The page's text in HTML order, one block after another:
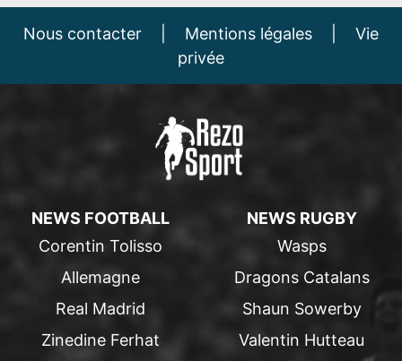
Nous contacter Mentions légales
Vie
privée
NEWS FOOTBALL
Corentin Tolisso
Allemagne
Real Madrid
Zinedine Ferhat
NEWS RUGBY
Wasps
Dragons Catalans
Shaun Sowerby
Valentin Hutteau